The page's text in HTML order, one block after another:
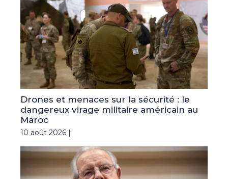
Drones et menaces sur la sécurité : le
dangereux virage militaire américain au
Maroc
10 août 2026 |